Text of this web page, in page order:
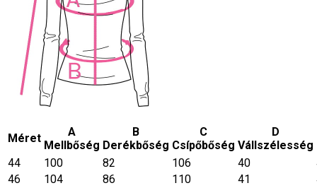
Méret
A
Mellbőség
B
Derékbőség
C
Csípőbőség
D
Vállszélesség
44
100 82 106 40
46
104 86 110 41